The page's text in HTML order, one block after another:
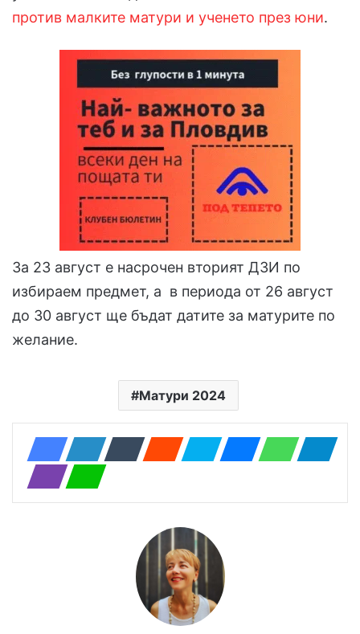
против малките матури и ученето през юни.
За 23 август е насрочен вторият ДЗИ по
избираем предмет, а в периода от 26 август
до 30 август ще бъдат датите за матурите по
желание.
Матури 2024